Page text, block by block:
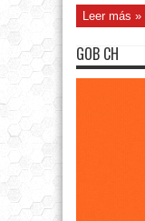
Leer más »
GOB CH